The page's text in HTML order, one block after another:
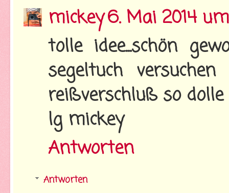
mickey6. Mai 2014 um
tolle idee...schön
segeltuch
reißverschluß so dolle
lg mickey
Antworten
Antworten